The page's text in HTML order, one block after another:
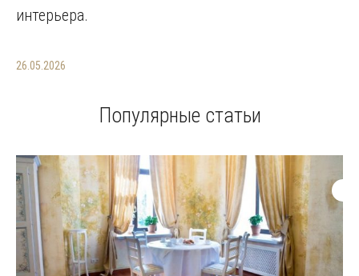
интерьера.
26.05.2026
Популярные статьи